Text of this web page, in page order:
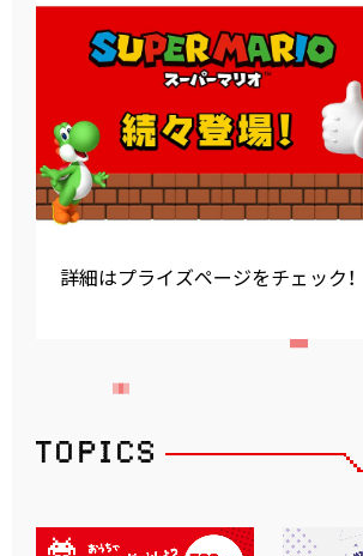
詳細はプライズページをチェック！